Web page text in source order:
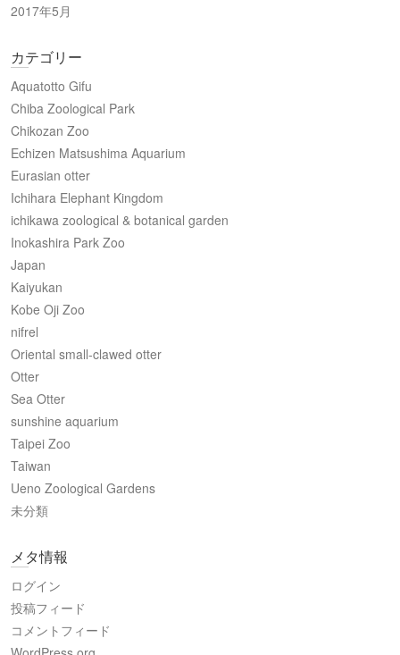
2017年5月
カテゴリー
Aquatotto Gifu
Chiba Zoological Park
Chikozan Zoo
Echizen Matsushima Aquarium
Eurasian otter
Ichihara Elephant Kingdom
ichikawa zoological & botanical garden
Inokashira Park Zoo
Japan
Kaiyukan
Kobe Oji Zoo
nifrel
Oriental small-clawed otter
Otter
Sea Otter
sunshine aquarium
Taipei Zoo
Taiwan
Ueno Zoological Gardens
未分類
メタ情報
ログイン
投稿フィード
コメントフィード